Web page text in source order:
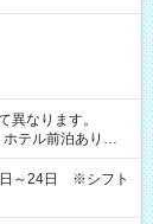
異なります。
ル前泊あり！
ル前泊あり！
） (4)7：
18：00（休憩
間）
日～24日 ※シフト